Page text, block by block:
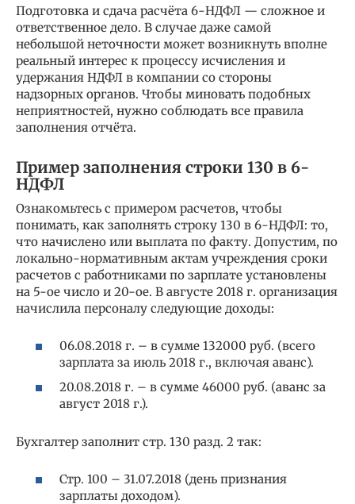
Подготовка и сдача расчёта 6-НДФЛ — сложное и
ответственное дело. В случае даже самой
небольшой неточности может возникнуть вполне
реальный интерес к процессу исчисления и
удержания НДФЛ в компании со стороны
надзорных органов. Чтобы миновать подобных
неприятностей, нужно соблюдать все правила
заполнения отчёта.
Пример заполнения строки 130 в 6-
НДФЛ
Ознакомьтесь с примером расчетов, чтобы
понимать, как заполнять строку 130 в 6-НДФЛ: то,
что начислено или выплата по факту. Допустим, по
локально-нормативным актам учреждения сроки
расчетов с работниками по зарплате установлены
на 5-ое число и 20-ое. В августе 2018 г. организация
начислила персоналу следующие доходы:
06.08.2018 г. – в сумме 132000 руб. (всего
зарплата за июль 2018 г., включая аванс).
20.08.2018 г. – в сумме 46000 руб. (аванс за
август 2018 г.).
Бухгалтер заполнит стр. 130 разд. 2 так:
Стр. 100 – 31.07.2018 (день признания
зарплаты доходом).